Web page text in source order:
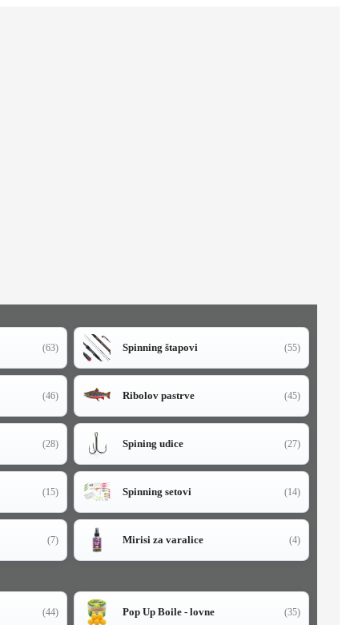
(63) Spinning štapovi (55)
(46) Ribolov pastrve (45)
(28) Spining udice (27)
(15) Spinning setovi (14)
(7) Mirisi za varalice (4)
(44) Pop Up Boile - lovne (35)